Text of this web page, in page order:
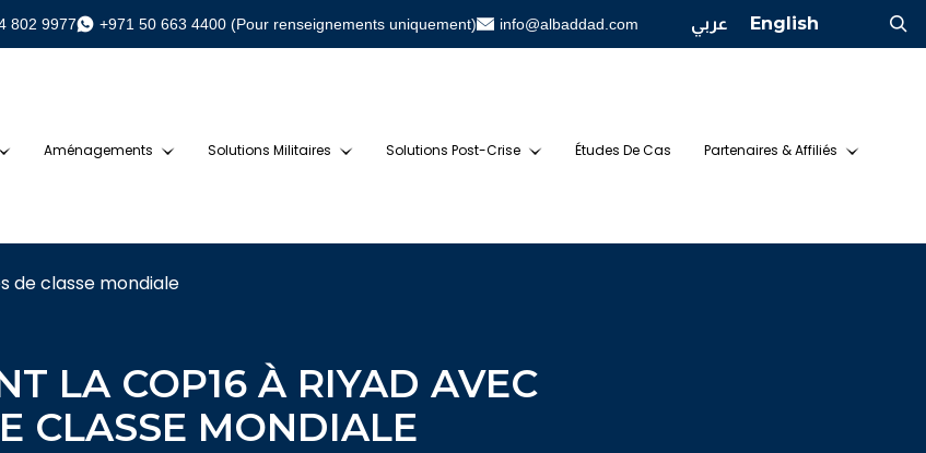
802 9977 +971 50 663 4400 (Pour renseignements uniquement) info@albaddad.com عربي English
Aménagements Solutions Militaires Solutions Post-Crise Études De Cas Partenaires & Affiliés
de classe mondiale
LA COP16 À RIYAD AVEC
CLASSE MONDIALE